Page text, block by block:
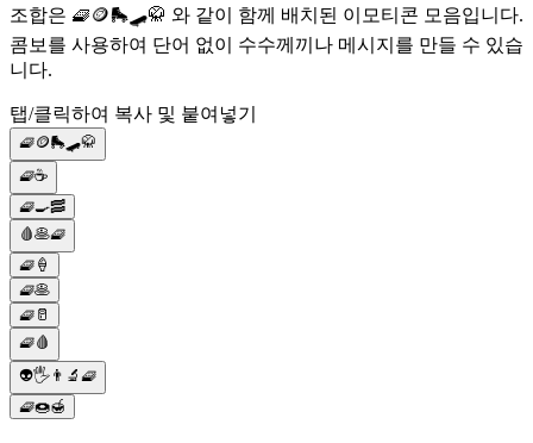
조합은 🧇🪙🛼🛹🥋 와 같이 함께 배치된 이모티콘 모음입니다.
콤보를 사용하여 단어 없이 수수께끼나 메시지를 만들 수 있습
니다.
탭/클릭하여 복사 및 붙여넣기
🧇🪙🛼🛹🥋
🧇☕
🧇🍳🥓
🩸🥞🧇
🧇🍦
🧇🥞
🧇🥛
🧇🩸
👽🖐👨‍🔬🧇
🧇🍩🍯